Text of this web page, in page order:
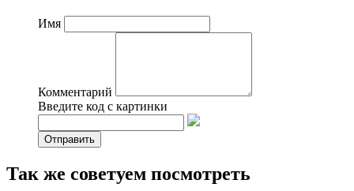
Имя
Комментарий
Введите код с картинки
Так же советуем посмотреть